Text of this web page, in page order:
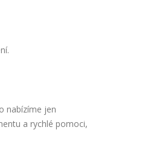
nabízíme jen
a rychlé pomoci,